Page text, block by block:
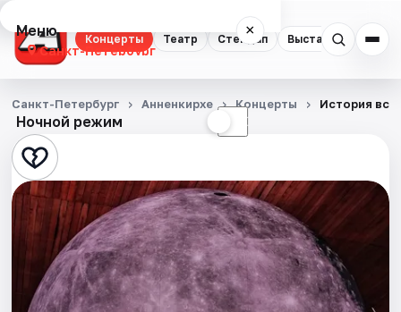
Концерты Театр Стендап Выставки
Меню ×
Санкт-Петербург
Концерты
Театр
Стендап
Выставки
Квесты
Экскурсии
Ночной режим ☾
Санкт-Петербург Анненкирхе Концерты История